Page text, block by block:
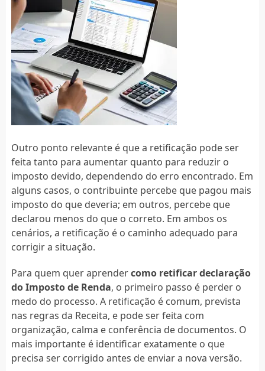
Outro ponto relevante é que a retificação pode ser
feita tanto para aumentar quanto para reduzir o
imposto devido, dependendo do erro encontrado. Em
alguns casos, o contribuinte percebe que pagou mais
imposto do que deveria; em outros, percebe que
declarou menos do que o correto. Em ambos os
cenários, a retificação é o caminho adequado para
corrigir a situação.
Para quem quer aprendercomo retificar declaração
do Imposto de Renda, o primeiro passo é perder o
medo do processo. A retificação é comum, prevista
nas regras da Receita, e pode ser feita com
organização, calma e conferência de documentos. O
mais importante é identificar exatamente o que
precisa ser corrigido antes de enviar a nova versão.